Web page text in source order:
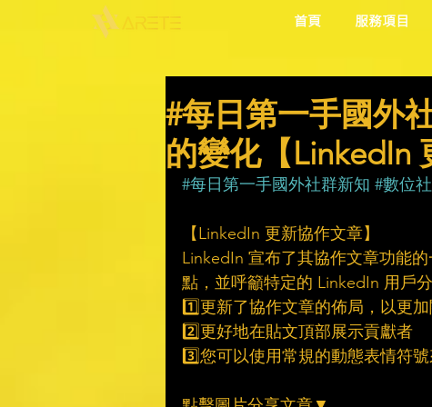
首頁 服務項目
#每日第一手國外
的變化【LinkedIn
#每日第一手國外社群新知 #數位
【LinkedIn 更新協作文章】
LinkedIn 宣布了其協作文章功能
點，並呼籲特定的 LinkedIn 用戶
1️⃣更新了協作文章的佈局，以更
2️⃣更好地在貼文頂部展示貢獻者
3️⃣您可以使用常規的動態表情符